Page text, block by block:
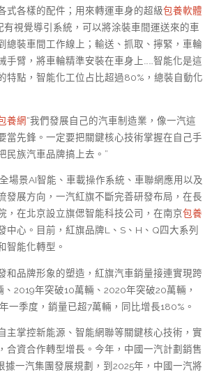
式各樣的配件；用來轉運車身的超級包養軟體
有視覺導引系統，可以將涂裝車間運送來的車
總裝車間工作線上；輸送、抓取、擰緊，車輪
手臂，將車輪精準安裝在車身上……智能化是這
特點，智能化工位占比超過80%，總裝自動化
養網“我們發展自己的汽車制造業，像一汽這
當先鋒。一定要把關鍵核心技術掌握在自己手
民族汽車品牌搞上去。”
場景AI智能、車載操作系統、車聯網應用以及
發展方向，一汽紅旗不斷完善研發布局，在長
，在北京設立旗偲智能科技公司，在南京包養
中心。目前，紅旗品牌L、S、H、Q四大系列
智能化轉型。
和品牌形象的塑造，紅旗汽車銷量接連實現跨
2019年突破10萬輛、2020年突破20萬輛，
一季度，銷量已超7萬輛，同比增長180%。
主掌控新能源、智能網聯等關鍵核心技術，實
合資合作轉型增長。今年，中國一汽計劃銷售
一汽集團發展規劃，到2025年，中國一汽將